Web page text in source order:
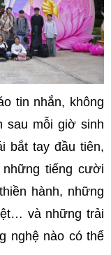
tin nhắn, không
sau mỗi giờ sinh
bắt tay đầu tiên,
tiếng cười
hành, những
và những trải
nghệ nào có thể